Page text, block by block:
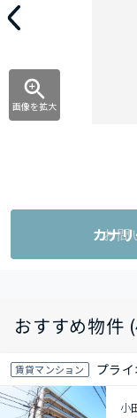
画像を拡大
お問
カナ
おすすめ物件
賃貸マンション プラ
小